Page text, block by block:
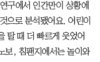
구에서 인간만이 상황에
으로 분석됐어요. 어린이
탈 때 더 빠르게 웃었어
보, 침팬지에서는 놀이와